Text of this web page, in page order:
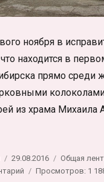
ноября в
находится в
прямо среди
из храма Михаила
звоны в
Опубликовано
29.08.2016 Рубрики
Общая
Просмотров: 1